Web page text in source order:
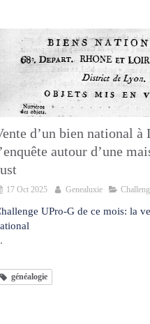
d’un bien national à
autour d’une
17 Oct 2025 Genealuxie
UPro-G de ce mois: la
généalogie